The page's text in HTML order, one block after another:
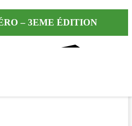
– 3EME ÉDITION